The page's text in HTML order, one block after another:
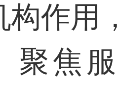
构作用
聚焦